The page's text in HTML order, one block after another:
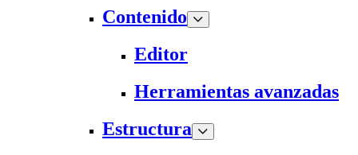
Contenido
Editor
Herramientas avanzadas
Estructura